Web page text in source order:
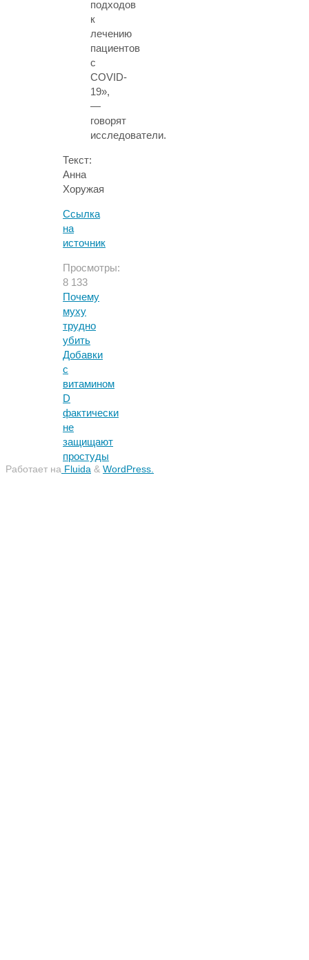
подходов
к
лечению
пациентов
с
COVID-
19»,
—
говорят
исследователи.
Текст:
Анна
Хоружая
Ссылка
на
источник
Просмотры:
8 133
Почему
муху
трудно
убить
Добавки
с
витамином
D
фактически
не
защищают
простуды
Работает на Fluida & WordPress.